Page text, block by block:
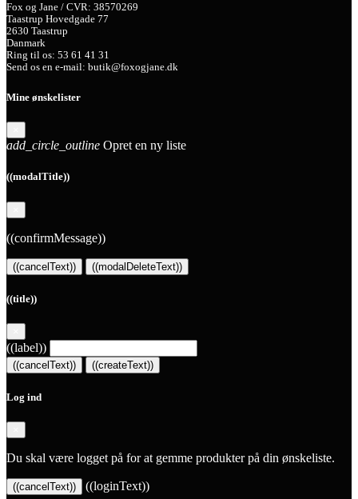
Fox og Jane / CVR: 38570269
Taastrup Hovedgade 77
2630 Taastrup
Danmark
Ring til os: 53 61 41 31
Send os en e-mail: butik@foxogjane.dk
Mine ønskelister
add_circle_outline Opret en ny liste
((modalTitle))
((confirmMessage))
((cancelText)) ((modalDeleteText))
((title))
((label))
((cancelText)) ((createText))
Log ind
Du skal være logget på for at gemme produkter på din ønskeliste.
((cancelText)) ((loginText))